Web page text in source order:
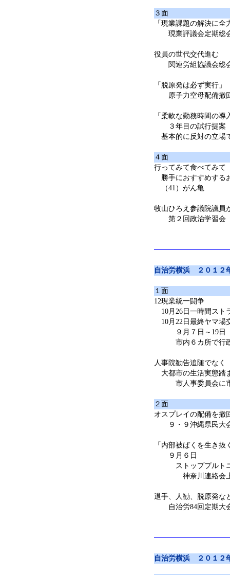
３面
「現業課題の解決に全
現業評議会定期総
役員の世代交代進む
関連労組協議会総
「脱原発は必ず実行」
原子力空母配備撤
「柔軟な勤務時間の導
３年目の試行提案
基本的に反対の立場
４面
行ってみて食べてみて
勝手におすすめする
（41）がん亀
牧山ひろえ参議院議員
第２回政治学習会
自治労横浜 ２０１２
１面
12現業統一闘争
10月26日一時間スト
10月22日最終ヤマ場
９月７日～19日
市内６カ所で行政
人事院勧告追随でなく
大都市の生活実態踏
市人事委員会に市
２面
オスプレイの配備を撤
９・９沖縄県民大
「内部被ばくを生き抜
９月６日
ストッププルト
神奈川連絡会上
退手、人勧、脱原発な
自治労84回定期大
自治労横浜 ２０１２